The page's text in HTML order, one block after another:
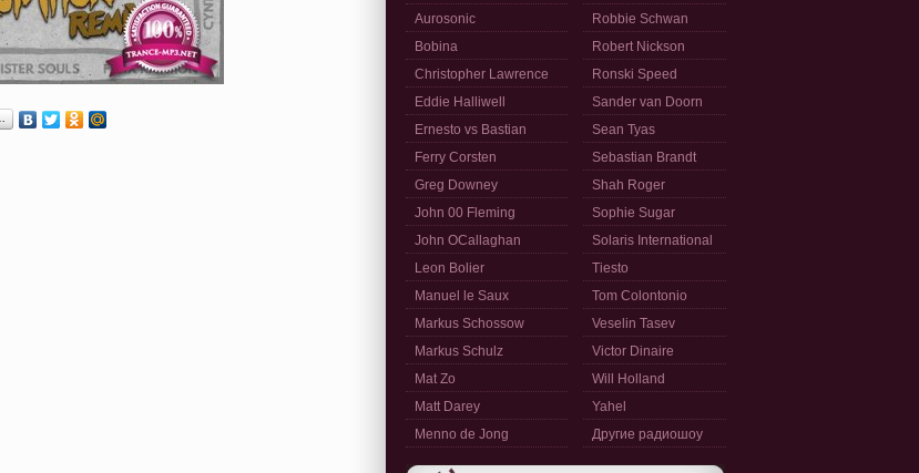
Aurosonic
Bobina
Christopher Lawrence
Eddie Halliwell
Ernesto vs Bastian
Ferry Corsten
Greg Downey
John 00 Fleming
John OCallaghan
Leon Bolier
Manuel le Saux
Markus Schossow
Markus Schulz
Mat Zo
Matt Darey
Menno de Jong
Robbie Schwan
Robert Nickson
Ronski Speed
Sander van Doorn
Sean Tyas
Sebastian Brandt
Shah Roger
Sophie Sugar
Solaris International
Tiesto
Tom Colontonio
Veselin Tasev
Victor Dinaire
Will Holland
Yahel
Другие радиошоу